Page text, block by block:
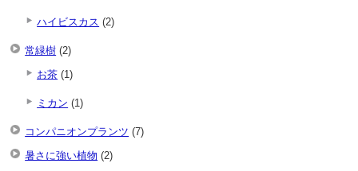
ハイビスカス (2)
常緑樹 (2)
お茶 (1)
ミカン (1)
コンパニオンプランツ (7)
暑さに強い植物 (2)